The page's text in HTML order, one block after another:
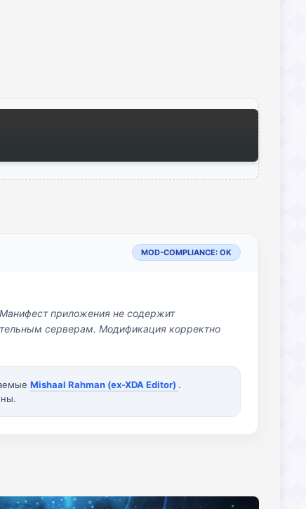
MOD-COMPLIANCE: OK
Манифест приложения не содержит
серверам. Модификация корректно
Mishaal Rahman (ex-XDA Editor) .